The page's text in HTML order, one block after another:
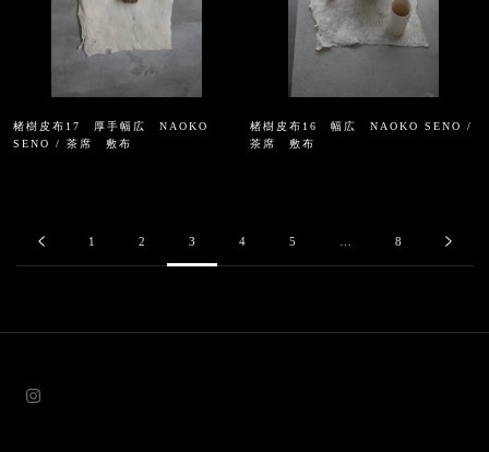
楮樹皮布17 厚手幅広 NAOKO
SENO / 茶席 敷布
楮樹皮布16 幅広 NAOKO SENO /
茶席 敷布
1 2 3 4 5 8